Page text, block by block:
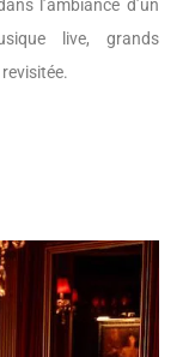
l’ambiance d’un
live, grands